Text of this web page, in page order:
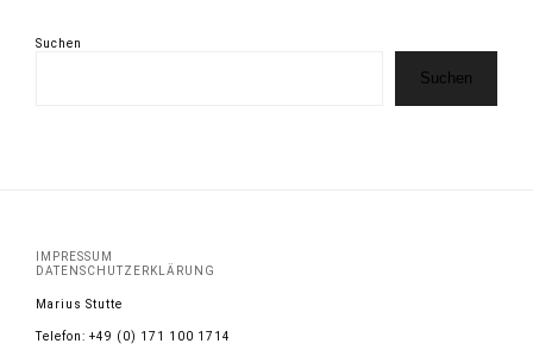
Suchen
Suchen
IMPRESSUM
DATENSCHUTZERKLÄRUNG
Marius Stutte
Telefon: +49 (0) 171 100 1714